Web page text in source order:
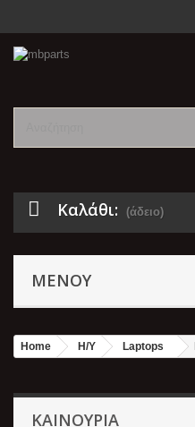
Καλάθι: (άδειο)
ΜΕΝΟΎ
Home Η/Υ Laptops
ΚΑΙΝΟΥΡΙΑ